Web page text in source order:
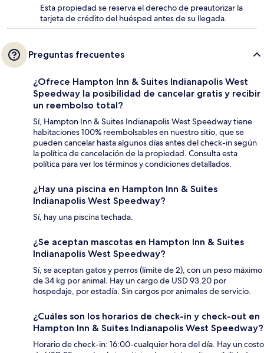
Esta propiedad se reserva el derecho de preautorizar la
tarjeta de crédito del huésped antes de su llegada.
Preguntas frecuentes
¿Ofrece Hampton Inn & Suites Indianapolis West
Speedway la posibilidad de cancelar gratis y recibir
un reembolso total?
Sí, Hampton Inn & Suites Indianapolis West Speedway tiene
habitaciones 100% reembolsables en nuestro sitio, que se
pueden cancelar hasta algunos días antes del check-in según
la política de cancelación de la propiedad. Consulta esta
política para ver los términos y condiciones detallados.
¿Hay una piscina en Hampton Inn & Suites
Indianapolis West Speedway?
Sí, hay una piscina techada.
¿Se aceptan mascotas en Hampton Inn & Suites
Indianapolis West Speedway?
Sí, se aceptan gatos y perros (límite de 2), con un peso máximo
de 34 kg por animal. Hay un cargo de USD 93.20 por
hospedaje, por estadía. Sin cargos por animales de servicio.
¿Cuáles son los horarios de check-in y check-out en
Hampton Inn & Suites Indianapolis West Speedway?
Horario de check-in: 16:00-cualquier hora del día. Hay un costo